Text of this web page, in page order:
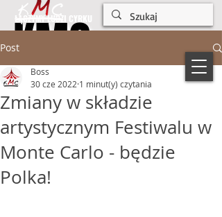
KMC
KMC
ŁĄCZYMY LUDZI CYRKU
Post
Zmiany w składzie
artystycznym Festiwalu w
Monte Carlo - będzie
Polka!
Boss
30 cze 2022 1 minut(y) czytania